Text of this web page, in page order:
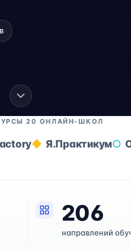
20 ОНЛАЙН-ШКОЛ
Я.Практикум
206
направлений